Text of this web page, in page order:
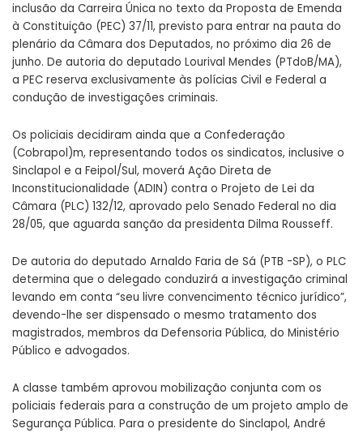
inclusão da Carreira Única no texto da Proposta de Emenda
à Constituição (PEC) 37/11, previsto para entrar na pauta do
plenário da Câmara dos Deputados, no próximo dia 26 de
junho. De autoria do deputado Lourival Mendes (PTdoB/MA),
a PEC reserva exclusivamente às polícias Civil e Federal a
condução de investigações criminais.
Os policiais decidiram ainda que a Confederação
(Cobrapol)m, representando todos os sindicatos, inclusive o
Sinclapol e a Feipol/Sul, moverá Ação Direta de
Inconstitucionalidade (ADIN) contra o Projeto de Lei da
Câmara (PLC) 132/12, aprovado pelo Senado Federal no dia
28/05, que aguarda sanção da presidenta Dilma Rousseff.
De autoria do deputado Arnaldo Faria de Sá (PTB -SP), o PLC
determina que o delegado conduzirá a investigação criminal
levando em conta “seu livre convencimento técnico jurídico”,
devendo-lhe ser dispensado o mesmo tratamento dos
magistrados, membros da Defensoria Pública, do Ministério
Público e advogados.
A classe também aprovou mobilização conjunta com os
policiais federais para a construção de um projeto amplo de
Segurança Pública. Para o presidente do Sinclapol, André